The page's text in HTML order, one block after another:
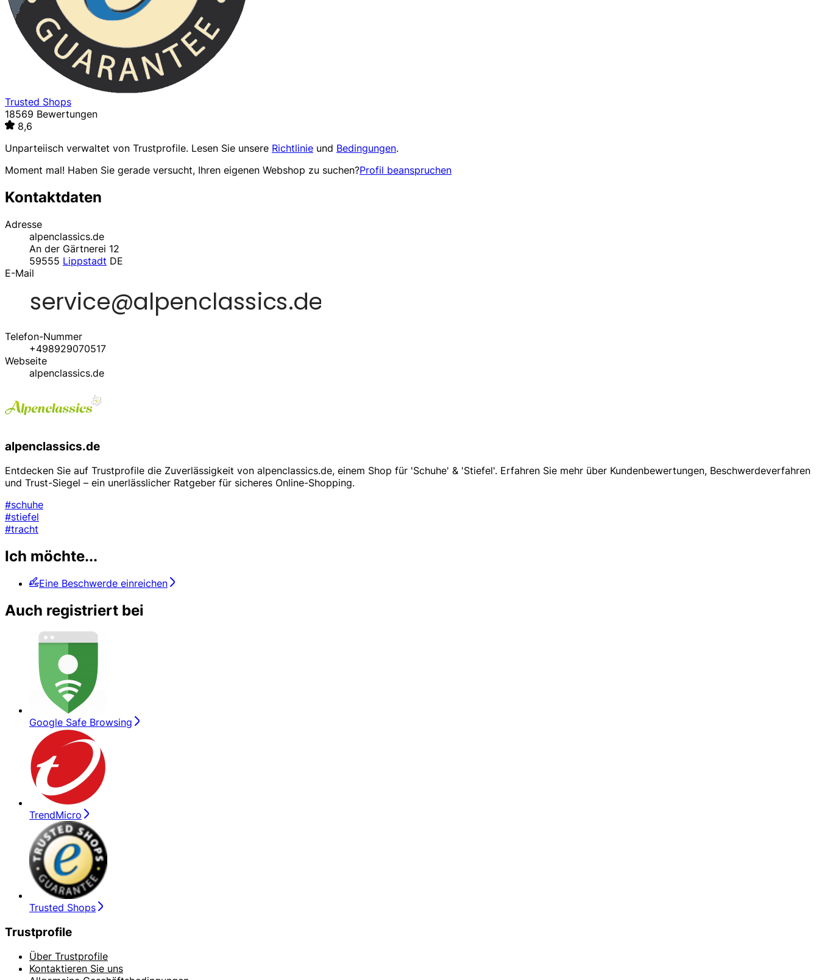
Trusted Shops
18569 Bewertungen
8,6
Unparteiisch verwaltet von Trustprofile. Lesen Sie unsere Richtlinie und Bedingungen.
Moment mal! Haben Sie gerade versucht, Ihren eigenen Webshop zu suchen?Profil beanspruchen
Kontaktdaten
Adresse
alpenclassics.de
An der Gärtnerei 12
59555 Lippstadt DE
E-Mail
Telefon-Nummer
+498929070517
Webseite
alpenclassics.de
alpenclassics.de
Entdecken Sie auf Trustprofile die Zuverlässigkeit von alpenclassics.de, einem Shop für 'Schuhe' & 'Stiefel'. Erfahren Sie mehr über Kundenbewertungen, Beschwerdeverfahren
und Trust-Siegel – ein unerlässlicher Ratgeber für sicheres Online-Shopping.
#schuhe
#stiefel
#tracht
Ich möchte...
Eine Beschwerde einreichen
Auch registriert bei
Google Safe Browsing
TrendMicro
Trusted Shops
Trustprofile
Über Trustprofile
Kontaktieren Sie uns